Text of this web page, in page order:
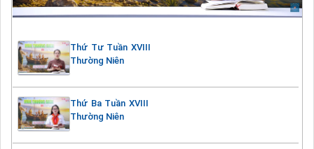
Thứ Tư Tuần XVIII
Thường Niên
Thứ Ba Tuần XVIII
Thường Niên